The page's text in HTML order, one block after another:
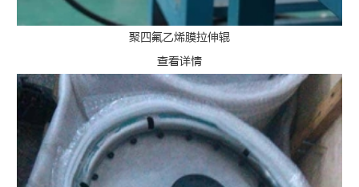
聚四氟乙烯膜拉伸辊
查看详情